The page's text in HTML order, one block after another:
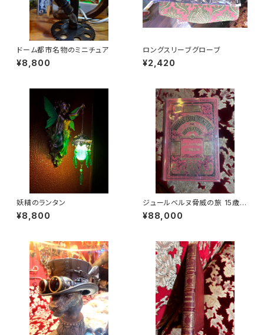
ドーム都市名物のミニチュア
¥8,800
ロングスリーブグローブ
¥2,420
妖精のランタン
¥8,800
ジュールベルヌ脅威の旅 15歳の
船長
¥88,000